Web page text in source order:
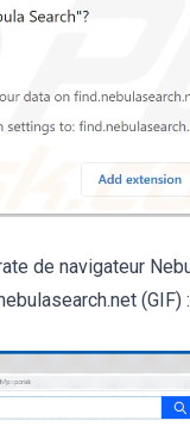
de navigateur
(GIF) :